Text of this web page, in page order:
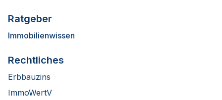
Ratgeber
Immobilienwissen
Rechtliches
Erbbauzins
ImmoWertV